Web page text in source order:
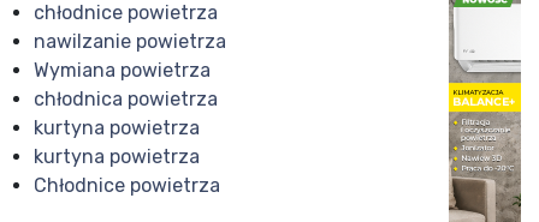
chłodnice powietrza
nawilzanie powietrza
Wymiana powietrza
chłodnica powietrza
kurtyna powietrza
kurtyna powietrza
Chłodnice powietrza